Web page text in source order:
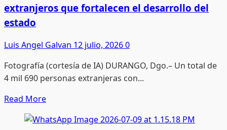
extranjeros que fortalecen el desarrollo del
estado
Luis Angel Galvan 12 julio, 20260
Fotografía (cortesía de IA) DURANGO, Dgo.– Un total de
4 mil 690 personas extranjeras con...
Read MoreRead
about